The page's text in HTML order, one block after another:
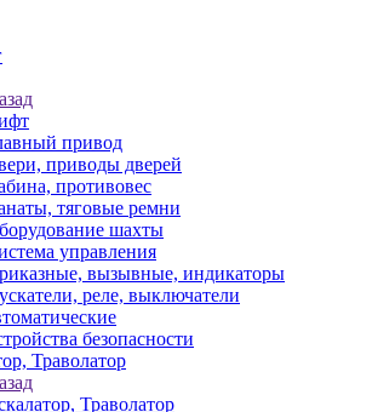
привод
приводы дверей
противовес
тяговые ремни
шахты
управления
вызывные, индикаторы
реле, выключатели
безопасности
Траволатор
Траволатор